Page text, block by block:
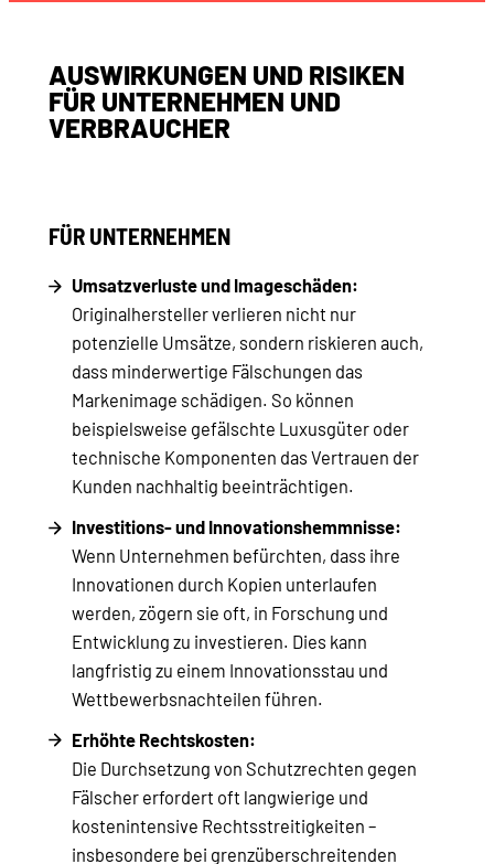
AUSWIRKUNGEN UND RISIKEN
FÜR UNTERNEHMEN UND
VERBRAUCHER
FÜR UNTERNEHMEN
Umsatzverluste und Imageschäden:
Originalhersteller verlieren nicht nur
potenzielle Umsätze, sondern riskieren auch,
dass minderwertige Fälschungen das
Markenimage schädigen. So können
beispielsweise gefälschte Luxusgüter oder
technische Komponenten das Vertrauen der
Kunden nachhaltig beeinträchtigen.
Investitions- und Innovationshemmnisse:
Wenn Unternehmen befürchten, dass ihre
Innovationen durch Kopien unterlaufen
werden, zögern sie oft, in Forschung und
Entwicklung zu investieren. Dies kann
langfristig zu einem Innovationsstau und
Wettbewerbsnachteilen führen.
Erhöhte Rechtskosten:
Die Durchsetzung von Schutzrechten gegen
Fälscher erfordert oft langwierige und
kostenintensive Rechtsstreitigkeiten –
insbesondere bei grenzüberschreitenden